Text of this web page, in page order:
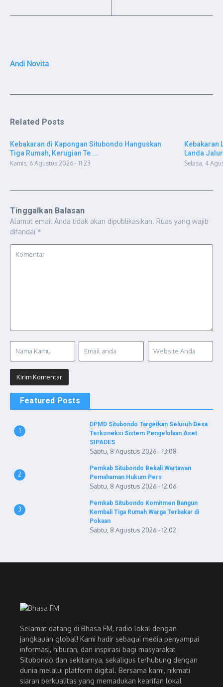
Andi Novita
Related Posts
Kebakaran di Kapongan Situbondo Hanguskan
Tiga Rumah, Kerugian Te ...
Kamis, 6 Agustus 2026 - 11:23
Kebakaran
Landa
Selasa, 4
Tinggalkan Balasan
Alamat email Anda tidak akan dipublikasikan. Ruas yang wajib
ditandai *
Featured Posts
1
DPMD Situbondo Targetkan Seluruh Desa
Terkoneksi Sistem Pengelolaan Aset
SIPADES
Sabtu, 8 Agustus 2026 - 13:08
2
Pemkab Situbondo Bekali Wartawan
Pemahaman Hukum Pers
Sabtu, 8 Agustus 2026 - 12:06
3
Pemkab Situbondo Komitmen Bangun
Kembali Tiga Rumah Warga Terbakar di
Pokaan
Sabtu, 8 Agustus 2026 - 12:02
Selamat datang di Bhasa FM, radio lokal dengan
jangkauan global! Kami hadir sebagai media penyampai
informasi, hiburan, dan inspirasi bagi masyarakat
Situbondo dan sekitarnya, sekaligus terhubung dengan
dunia melalui platform digital. Bersama kami, nikmati
siaran berkualitas yang memadukan kearifan lokal